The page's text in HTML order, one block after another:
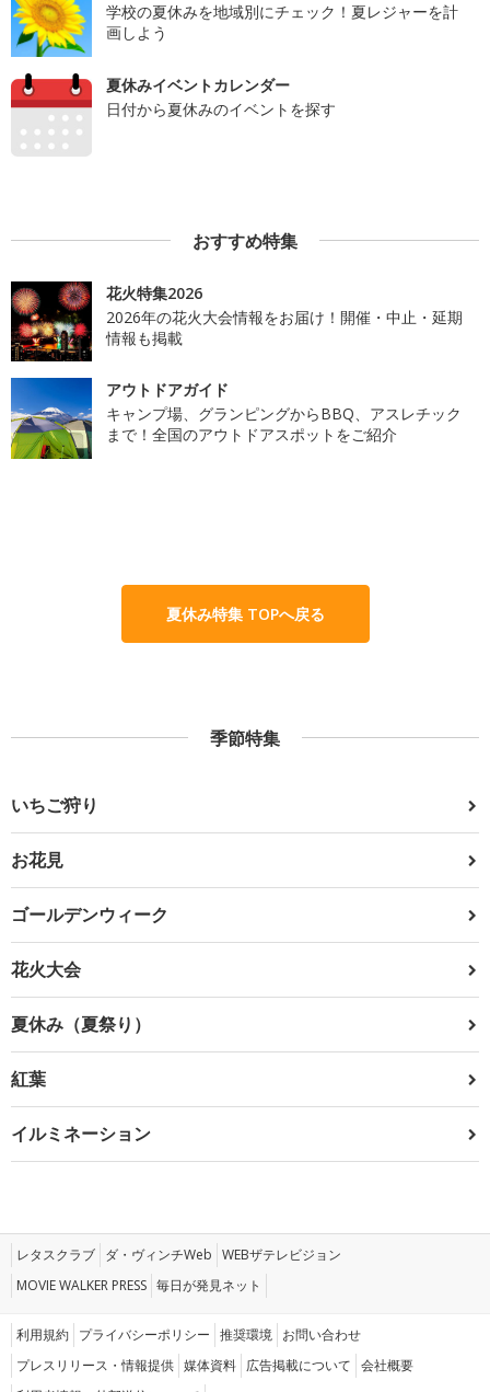
学校の夏休みを地域別にチェック！夏レジャーを計
画しよう
夏休みイベントカレンダー
日付から夏休みのイベントを探す
おすすめ特集
花火特集2026
2026年の花火大会情報をお届け！開催・中止・延期
情報も掲載
アウトドアガイド
キャンプ場、グランピングからBBQ、アスレチック
まで！全国のアウトドアスポットをご紹介
夏休み特集 TOPへ戻る
季節特集
いちご狩り
お花見
ゴールデンウィーク
花火大会
夏休み（夏祭り）
紅葉
イルミネーション
レタスクラブ ダ・ヴィンチWeb WEBザテレビジョン
MOVIE WALKER PRESS 毎日が発見ネット
利用規約 プライバシーポリシー 推奨環境 お問い合わせ
プレスリリース・情報提供 媒体資料 広告掲載について 会社概要